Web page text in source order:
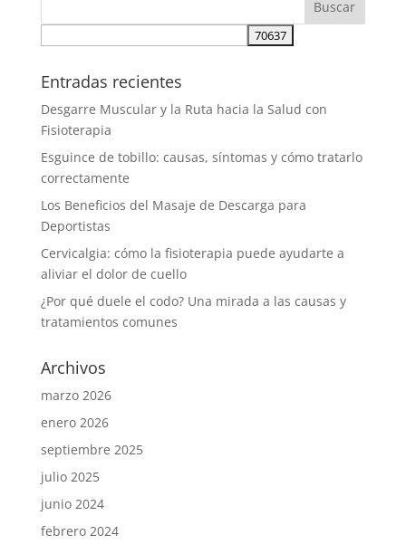
Entradas recientes
Desgarre Muscular y la Ruta hacia la Salud con
Fisioterapia
Esguince de tobillo: causas, síntomas y cómo tratarlo
correctamente
Los Beneficios del Masaje de Descarga para
Deportistas
Cervicalgia: cómo la fisioterapia puede ayudarte a
aliviar el dolor de cuello
¿Por qué duele el codo? Una mirada a las causas y
tratamientos comunes
Archivos
marzo 2026
enero 2026
septiembre 2025
julio 2025
junio 2024
febrero 2024